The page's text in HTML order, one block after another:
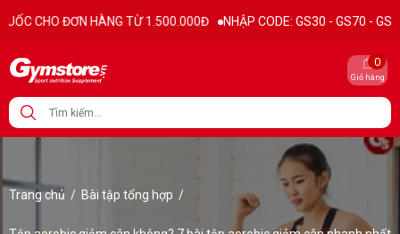
HÀNG TỪ 1.500.000Đ NHẬP CODE: GS30 - GS70 - GS100 giảm
Giỏ hàng
0
Trang chủ / Bài tập tổng hợp /